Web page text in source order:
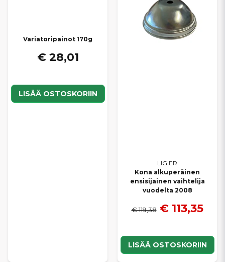
Variatoripainot 170g
€ 28,01
LISÄÄ OSTOSKORIIN
LIGIER
Kona alkuperäinen
ensisijainen vaihtelija
vuodelta 2008
€ 119,38 € 113,35
LISÄÄ OSTOSKORIIN